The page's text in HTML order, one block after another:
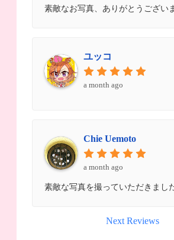
素敵なお写真、ありがとうござい
ユッコ
a month ago
Chie Uemoto
a month ago
素敵な写真を撮っていただきまし
Next Reviews